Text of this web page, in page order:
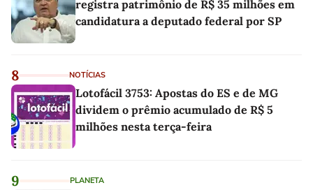
registra patrimônio de R$ 35 milhões em
candidatura a deputado federal por SP
8 NOTÍCIAS
Lotofácil 3753: Apostas do ES e de MG
dividem o prêmio acumulado de R$ 5
milhões nesta terça-feira
9 PLANETA